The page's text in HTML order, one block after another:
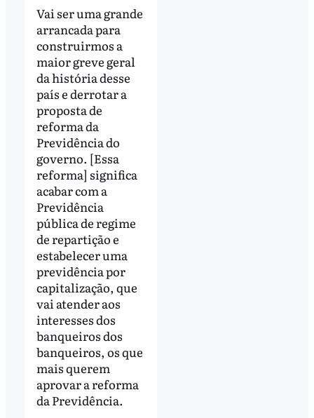
Vai ser uma grande
arrancada para
construirmos a
maior greve geral
da história desse
país e derrotar a
proposta de
reforma da
Previdência do
governo. [Essa
reforma] significa
acabar com a
Previdência
pública de regime
de repartição e
estabelecer uma
previdência por
capitalização, que
vai atender aos
interesses dos
banqueiros dos
banqueiros, os que
mais querem
aprovar a reforma
da Previdência.